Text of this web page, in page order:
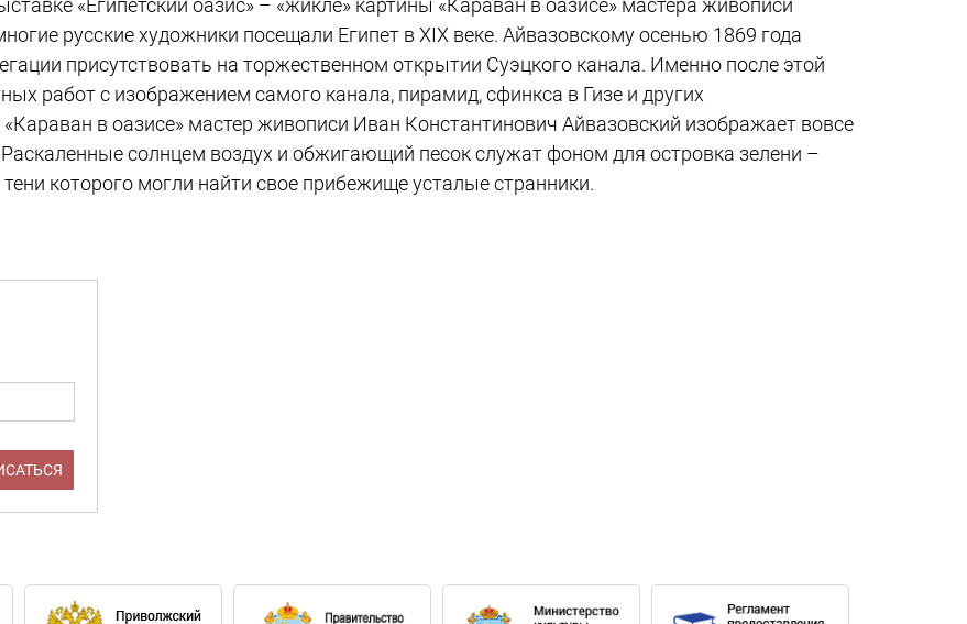
«Египетский оазис» – «жикле» картины «Караван в оазисе» мастера живописи
русские художники посещали Египет в ХIХ веке. Айвазовскому осенью 1869 года
присутствовать на торжественном открытии Суэцкого канала. Именно после этой
работ с изображением самого канала, пирамид, сфинкса в Гизе и других
в оазисе» мастер живописи Иван Константинович Айвазовский изображает вовсе
солнцем воздух и обжигающий песок служат фоном для островка зелени –
которого могли найти свое прибежище усталые странники.